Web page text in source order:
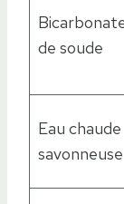
de soude
Eau chaude
savonneuse